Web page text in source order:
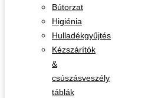
Bútorzat
Higiénia
Hulladékgyűjtés
Kézszárítók
&
csúszásveszély
táblák